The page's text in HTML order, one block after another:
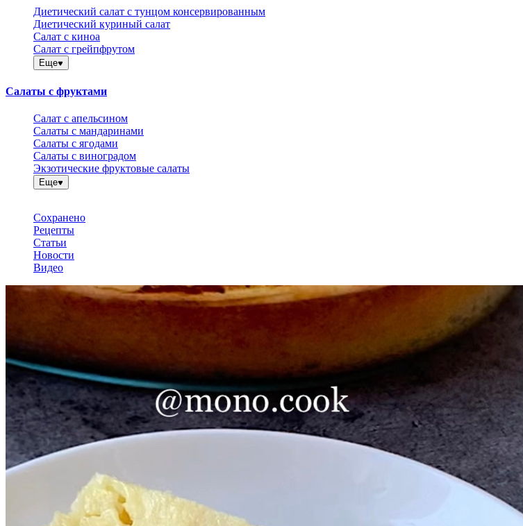
Диетический салат с тунцом консервированным
Диетический куриный салат
Салат с киноа
Салат с грейпфрутом
Еще
Салаты с фруктами
Салат с апельсином
Салаты с мандаринами
Салаты с ягодами
Салаты с виноградом
Экзотические фруктовые салаты
Еще
Сохранено
Рецепты
Статьи
Новости
Видео